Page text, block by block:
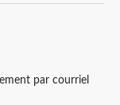
par courriel